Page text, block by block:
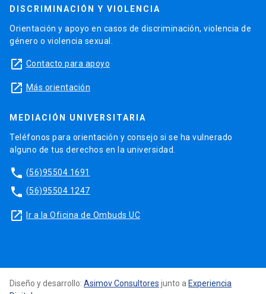
DISCRIMINACIÓN Y VIOLENCIA
Orientación y apoyo en casos de discriminación, violencia de
género o violencia sexual.
launch Contacto para apoyo
launch Más orientación
MEDIACIÓN UNIVERSITARIA
Teléfonos para orientación y consejo si se ha vulnerado
alguno de tus derechos en la universidad.
phone (56)95504 1691
phone (56)95504 1247
launch Ir a la Oficina de Ombuds UC
Diseño y desarrollo: Asimov Consultores junto a Experiencia